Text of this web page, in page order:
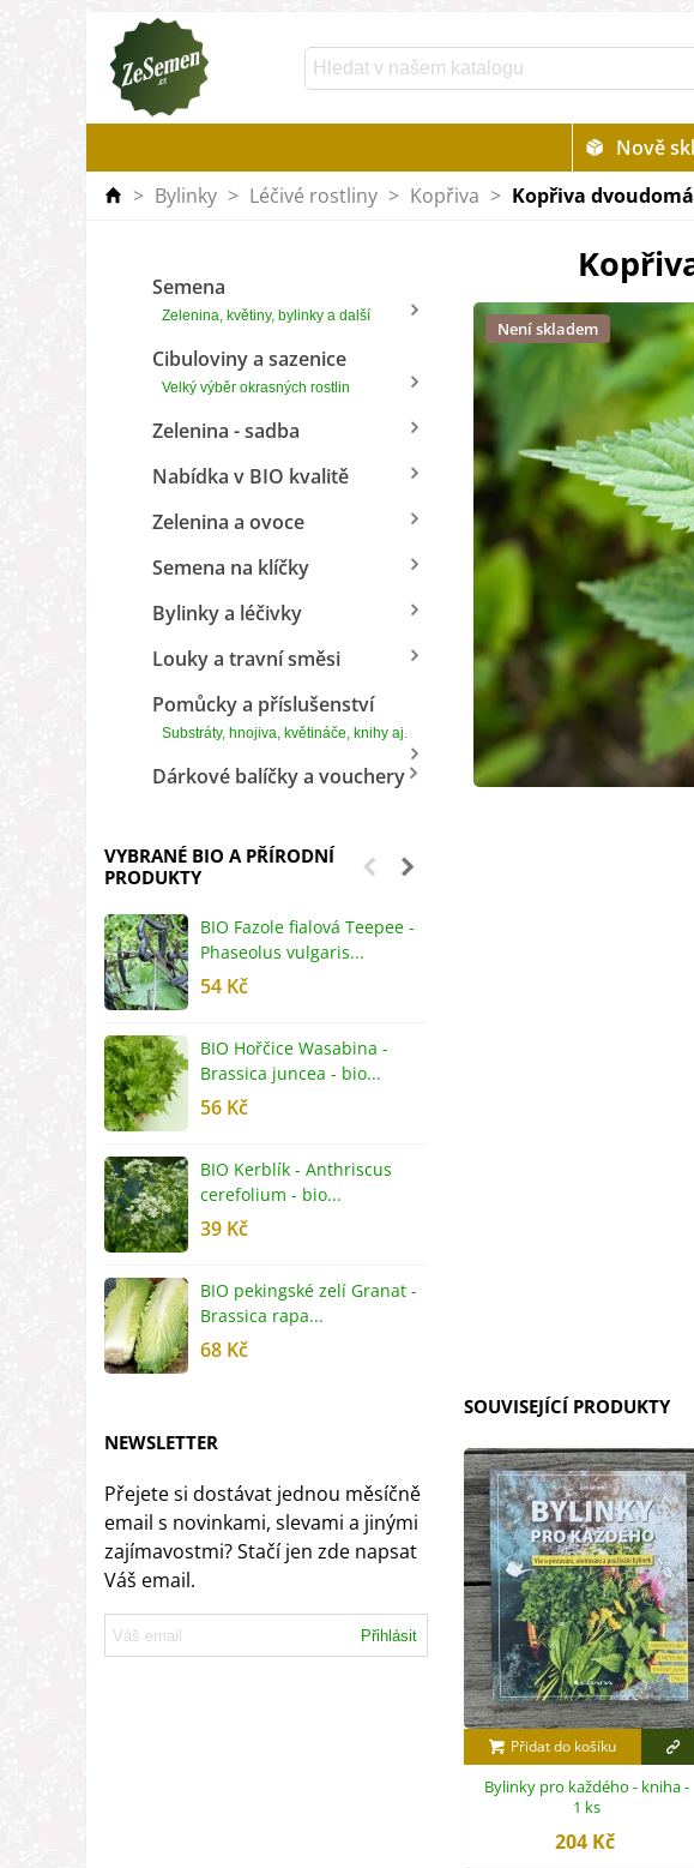
Nově
> Bylinky > Léčivé rostliny > Kopřiva > Kopřiva
Semena
Zelenina, květiny, bylinky a další
Cibuloviny a sazenice
Velký výběr okrasných rostlin
Zelenina - sadba
Nabídka v BIO kvalitě
Zelenina a ovoce
Semena na klíčky
Bylinky a léčivky
Louky a travní směsi
Pomůcky a příslušenství
Substráty, hnojiva, květináče, knihy aj.
Dárkové balíčky a vouchery
VYBRANÉ BIO A PŘÍRODNÍ
PRODUKTY
BIO Fazole fialová Teepee -
Phaseolus vulgaris...
54 Kč
BIO Hořčice Wasabina -
Brassica juncea - bio...
56 Kč
BIO Kerblík - Anthriscus
cerefolium - bio...
39 Kč
BIO pekingské zelí Granat -
Brassica rapa...
68 Kč
NEWSLETTER
Přejete si dostávat jednou měsíčně
email s novinkami, slevami a jinými
zajímavostmi? Stačí jen zde napsat
Váš email.
Přihlásit
Není skladem
SOUVISEJÍCÍ PRODUKTY
Přidat do košíku
Bylinky pro každého - kniha -
1 ks
204 Kč